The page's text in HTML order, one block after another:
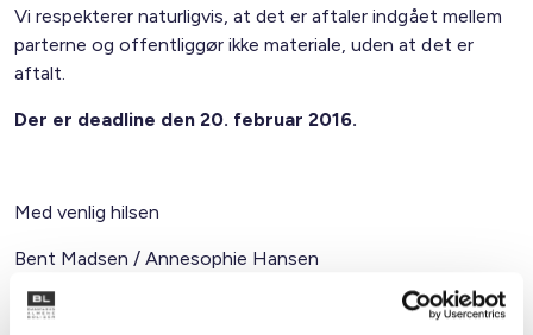
Vi respekterer naturligvis, at det er aftaler indgået mellem
parterne og offentliggør ikke materiale, uden at det er
aftalt.
Der er deadline den 20. februar 2016.
Med venlig hilsen
Bent Madsen / Annesophie Hansen